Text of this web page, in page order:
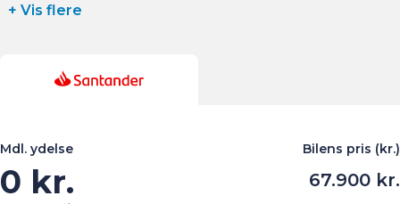
+ Vis flere